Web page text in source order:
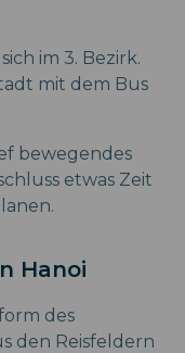
im 3. Bezirk.
mit dem Bus
bewegendes
etwas Zeit
Hanoi
des
den Reisfeldern